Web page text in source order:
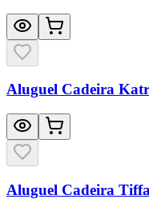
Aluguel Cadeira
Aluguel Cadeira